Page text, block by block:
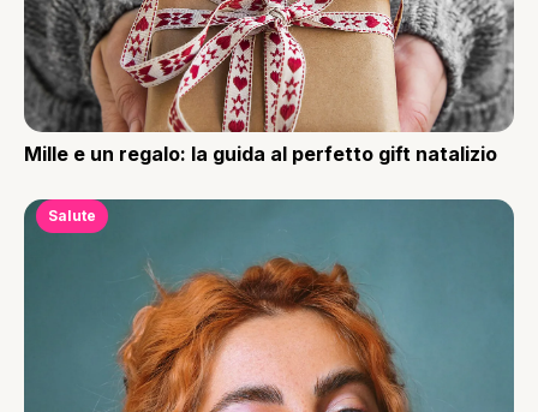
Mille e un regalo: la guida al perfetto gift natalizio
Salute